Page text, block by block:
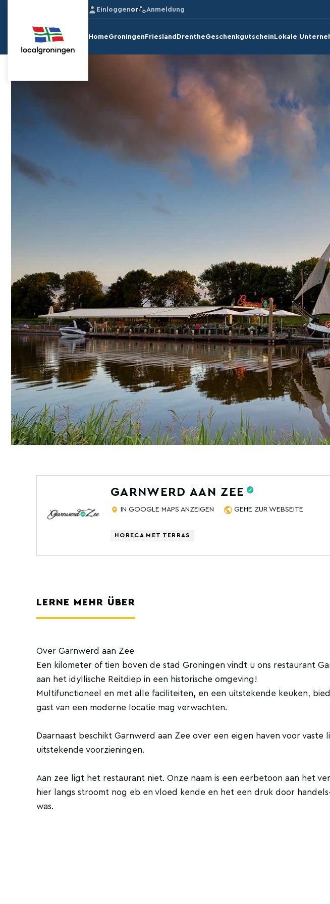
Einloggenor Anmeldung
HomeGroningen Friesland DrentheGeschenkgutschein Lokale
GARNWERD AAN ZEE
IN GOOGLE MAPS ANZEIGEN GEHE ZUR WEBSEITE
HORECA MET TERRAS
LERNE MEHR ÜBER
Over Garnwerd aan Zee
Een kilometer of tien boven de stad Groningen vindt u ons restaurant
aan het idyllische Reitdiep in een historische omgeving!
Multifunctioneel en met alle faciliteiten, en een uitstekende keuken,
gast van een moderne locatie mag verwachten.
Daarnaast beschikt Garnwerd aan Zee over een eigen haven voor vaste
uitstekende voorzieningen.
Aan zee ligt het restaurant niet. Onze naam is een eerbetoon aan het
hier langs stroomt nog eb en vloed kende en het een druk door
was.